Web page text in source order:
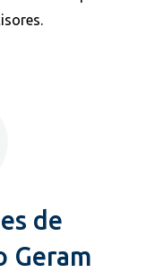
de
Geram